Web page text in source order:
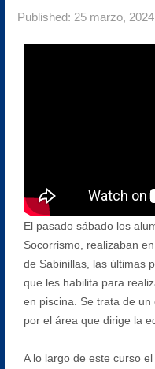
Published: 25 marzo, 2024
El pasado sábado los
Socorrismo, realizaban
de Sabinillas, las últimas
que les habilita para
en piscina. Se trata de
por el área que dirige la
A lo largo de este curso